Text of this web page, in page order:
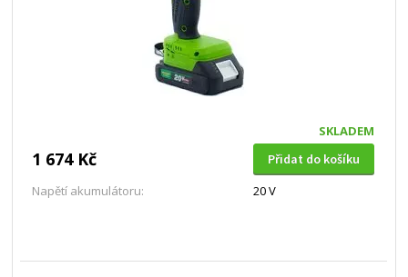
SKLADEM
1 674 Kč
Přidat do košíku
Napětí akumulátoru:
20 V